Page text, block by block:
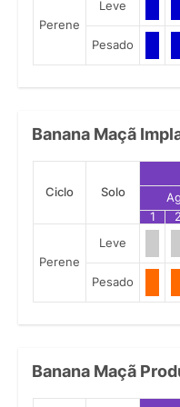
Perene
Leve
Pesado
Banana Maçã
Ciclo Solo
1
2
Perene
Leve
Pesado
Banana Maçã